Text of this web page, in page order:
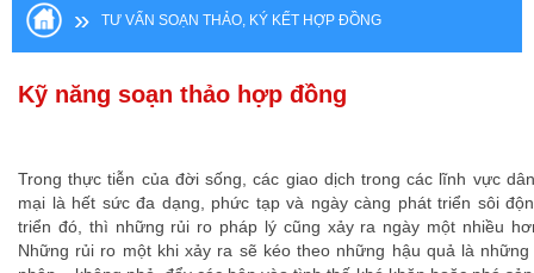
» TƯ VẤN SOẠN THẢO, KÝ KẾT HỢP ĐỒNG
Kỹ năng soạn thảo hợp đồng
Trong thực tiễn của đời sống, các giao dịch trong các lĩnh vực
mại là hết sức đa dạng, phức tạp và ngày càng phát triển sôi
triển đó, thì những rủi ro pháp lý cũng xảy ra ngày một nhiều
Những rủi ro một khi xảy ra sẽ kéo theo những hậu quả là